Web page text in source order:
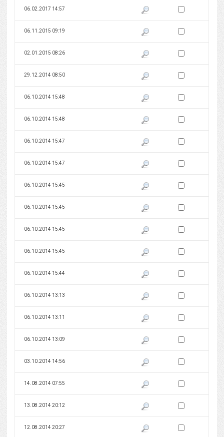
06.02.2017 14:57 Pokaż podgląd wersji z dnia
Zaznacz wersję do
06.11.2015 09:19 Pokaż podgląd wersji z dnia
Zaznacz wersję do
02.01.2015 08:26 Pokaż podgląd wersji z dnia
Zaznacz wersję do
29.12.2014 08:50 Pokaż podgląd wersji z dnia
Zaznacz wersję do
06.10.2014 15:48 Pokaż podgląd wersji z dnia
Zaznacz wersję do
06.10.2014 15:48 Pokaż podgląd wersji z dnia
Zaznacz wersję do
06.10.2014 15:47 Pokaż podgląd wersji z dnia
Zaznacz wersję do
06.10.2014 15:47 Pokaż podgląd wersji z dnia
Zaznacz wersję do
06.10.2014 15:45 Pokaż podgląd wersji z dnia
Zaznacz wersję do
06.10.2014 15:45 Pokaż podgląd wersji z dnia
Zaznacz wersję do
06.10.2014 15:45 Pokaż podgląd wersji z dnia
Zaznacz wersję do
06.10.2014 15:45 Pokaż podgląd wersji z dnia
Zaznacz wersję do
06.10.2014 15:44 Pokaż podgląd wersji z dnia
Zaznacz wersję do
06.10.2014 13:13 Pokaż podgląd wersji z dnia
Zaznacz wersję do
06.10.2014 13:11 Pokaż podgląd wersji z dnia
Zaznacz wersję do
06.10.2014 13:09 Pokaż podgląd wersji z dnia
Zaznacz wersję do
03.10.2014 14:56 Pokaż podgląd wersji z dnia
Zaznacz wersję do
14.08.2014 07:55 Pokaż podgląd wersji z dnia
Zaznacz wersję do
13.08.2014 20:12 Pokaż podgląd wersji z dnia
Zaznacz wersję do
12.08.2014 20:27 Pokaż podgląd wersji z dnia
Zaznacz wersję do